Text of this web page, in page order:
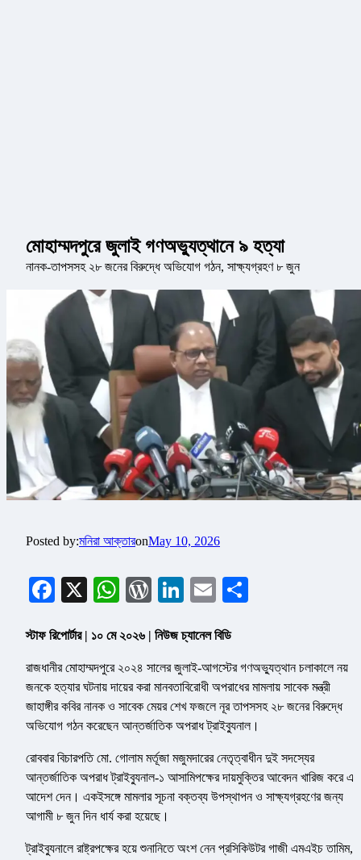
মোহাম্মদপুরে জুলাই গণঅভ্যুত্থানে ৯ হত্যা
নানক-তাপসসহ ২৮ জনের বিরুদ্ধে অভিযোগ গঠন, সাক্ষ্যগ্রহণ ৮ জুন
Posted by:মনিরা আক্তারonMay 10, 2026
Facebook
X WhatsApp
WordPress
LinkedIn
Email
স্টাফ রিপোর্টার | ১০ মে ২০২৬ | নিউজ চ্যানেল বিডি
রাজধানীর মোহাম্মদপুরে ২০২৪ সালের জুলাই-আগস্টের গণঅভ্যুত্থান চলাকালে নয়
জনকে হত্যার ঘটনায় দায়ের করা মানবতাবিরোধী অপরাধের মামলায় সাবেক মন্ত্রী
জাহাঙ্গীর কবির নানক ও সাবেক মেয়র শেখ ফজলে নূর তাপসসহ ২৮ জনের বিরুদ্ধে
অভিযোগ গঠন করেছেন আন্তর্জাতিক অপরাধ ট্রাইব্যুনাল।
রোববার বিচারপতি মো. গোলাম মর্তূজা মজুমদারের নেতৃত্বাধীন দুই সদস্যের
আন্তর্জাতিক অপরাধ ট্রাইব্যুনাল-১ আসামিপক্ষের দায়মুক্তির আবেদন খারিজ করে এ
আদেশ দেন। একইসঙ্গে মামলার সূচনা বক্তব্য উপস্থাপন ও সাক্ষ্যগ্রহণের জন্য
আগামী ৮ জুন দিন ধার্য করা হয়েছে।
ট্রাইব্যুনালে রাষ্ট্রপক্ষের হয়ে শুনানিতে অংশ নেন প্রসিকিউটর গাজী এমএইচ তামিম,